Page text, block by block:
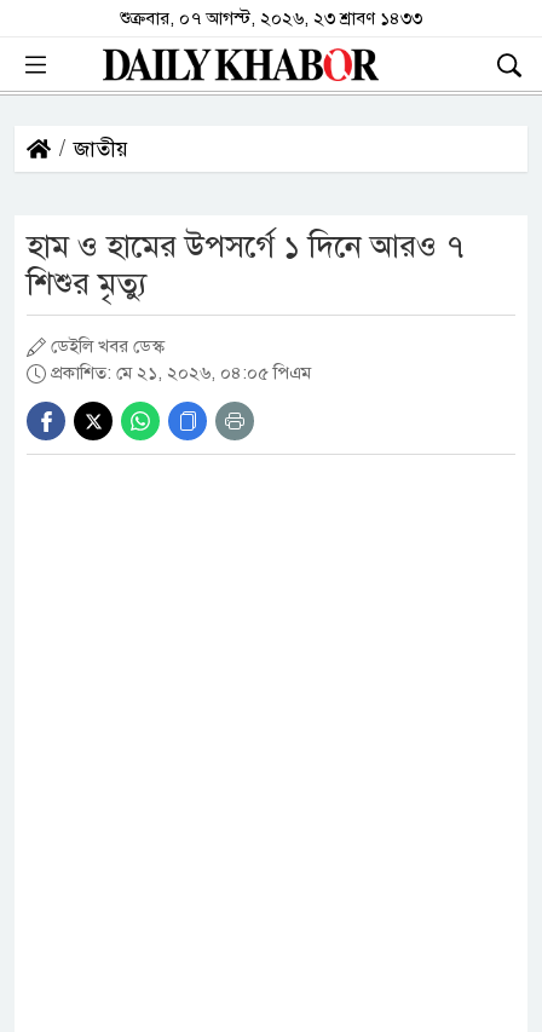
শুক্রবার, ০৭ আগস্ট, ২০২৬, ২৩ শ্রাবণ ১৪৩৩
জাতীয়
হাম ও হামের উপসর্গে ১ দিনে আরও ৭
শিশুর মৃত্যু
ডেইলি খবর ডেস্ক
প্রকাশিত: মে ২১, ২০২৬, ০৪:০৫ পিএম